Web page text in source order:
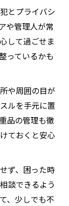
とプライバシ
や管理人が常
して過ごせま
っているかも
や周囲の目が
ルを手元に置
品の管理も徹
ておくと安心
ず、困った時
談できるよう
、少しでも不